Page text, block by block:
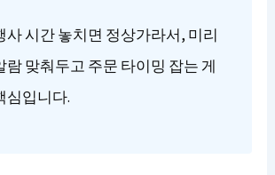
사 시간 놓치면 정상가라서, 미리
람 맞춰두고 주문 타이밍 잡는 게
심입니다.